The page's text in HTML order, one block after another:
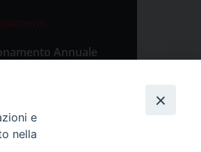
Annuale
Singola
e
nella